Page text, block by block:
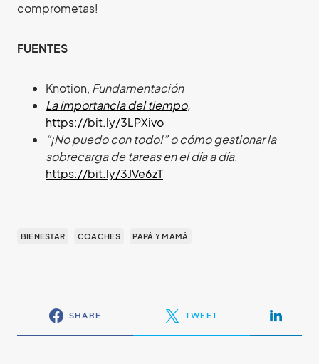
comprometas!
FUENTES
Knotion, Fundamentación
La importancia del tiempo,
https://bit.ly/3LPXivo
“¡No puedo con todo!” o cómo gestionar la
sobrecarga de tareas en el día a día,
https://bit.ly/3JVe6zT
BIENESTAR COACHES PAPÁ Y MAMÁ
SHARE TWEET